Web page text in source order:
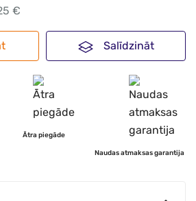
€
Salīdzināt
Ātra piegāde
Naudas atmaksas garantija